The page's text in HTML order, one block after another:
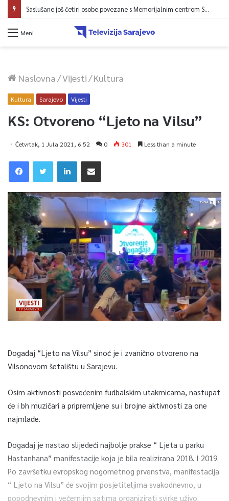
Saslušane još četiri osobe povezane s Memorijalnim centrom Srebrenica, na spisku ukupno 26
Meni
Naslovna/Vijesti/Kultura
Kultura Sarajevo Vijesti
KS: Otvoreno “Ljeto na Vilsu”
Četvrtak, 1 Jula 2021, 6:52 0 301 Less than a minute
Događaj “Ljeto na Vilsu” sinoć je i zvanično otvoreno na
Vilsonovom šetalištu u Sarajevu.
Osim aktivnosti posvećenim fudbalskim utakmicama, nastupat
će i bh muzičari a pripremljene su i brojne aktivnosti za one
najmlađe.
Događaj je nastao slijedeći najbolje prakse “ Ljeta u parku
Hastanhana” manifestacije koja je bila realizirana 2018. I 2019.
Po završetku evropskog nogometnog prvenstva, manifestacija
“ Ljeto na Vilsu” će svojim posjetiteljima svakodnevno, u
popodnevnim i večernjim satima organizirati svirke uživo.